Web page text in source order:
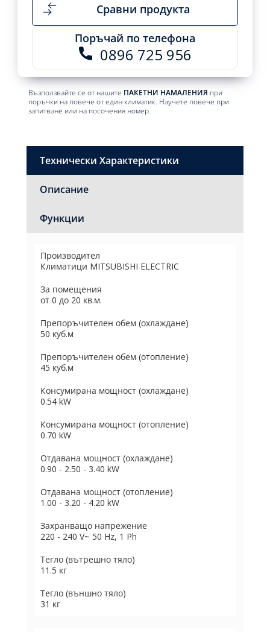
Сравни продукта
Поръчай по телефона
0896 725 956
Възползвайте се от нашите ПАКЕТНИ НАМАЛЕНИЯ при
поръчки на повече от един климатик. Научете повече при
запитване или на посочения номер.
Технически Характеристики
Описание
Функции
Производител
Климатици MITSUBISHI ELECTRIC
За помещения
от 0 до 20 кв.м.
Препоръчителен обем (охлаждане)
50 куб.м
Препоръчителен обем (отопление)
45 куб.м
Консумирана мощност (охлаждане)
0.54 kW
Консумирана мощност (отопление)
0.70 kW
Отдавана мощност (охлаждане)
0.90 - 2.50 - 3.40 kW
Отдавана мощност (отопление)
1.00 - 3.20 - 4.20 kW
Захранващо напрежение
220 - 240 V~ 50 Hz, 1 Ph
Тегло (вътрешно тяло)
11.5 кг
Тегло (външно тяло)
31 кг